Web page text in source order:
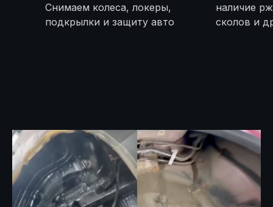
Снимаем колеса, локеры,
подкрылки и защиту авто
наличие
сколов и